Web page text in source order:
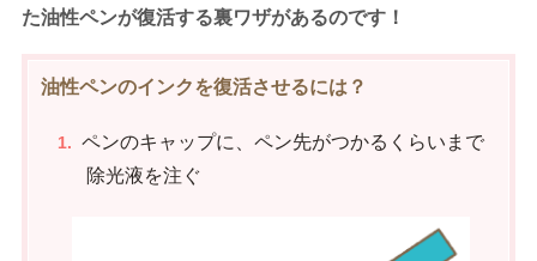
た油性ペンが復活する裏ワザがあるのです！
油性ペンのインクを復活させるには？
ペンのキャップに、ペン先がつかるくらいまで
除光液を注ぐ